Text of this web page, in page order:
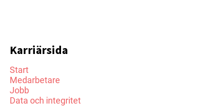
Karriärsida
Start
Medarbetare
Jobb
Data och integritet